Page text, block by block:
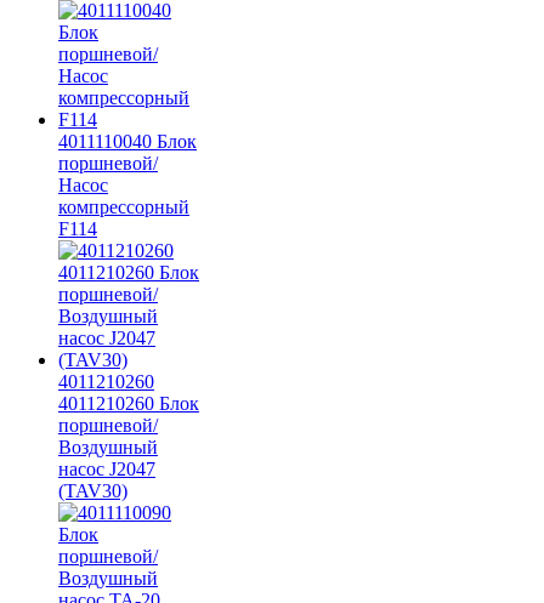
4011110040 Блок
поршневой/
Насос
компрессорный
F114
4011210260
4011210260 Блок
поршневой/
Воздушный
насос J2047
(TAV30)